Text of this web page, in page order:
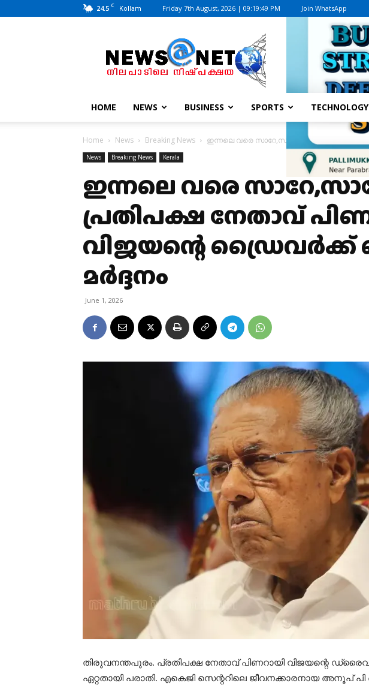
24.5 C Kollam Friday 7th August, 2026 | 09:19:49 PM Join WhatsApp
News@Net
|
www.newsatnet.com
HOME NEWS BUSINESS SPORTS TECHNOLOGY
Home News Breaking News ഇന്നലെ വരെ സാറേ,സാറേ.. ഇന്ന്, പ്രതിപക്ഷ
News Breaking News Kerala
ഇന്നലെ വരെ
പ്രതിപക്ഷ നേതാവ്
വിജയന്റെ
മർദ്ദനം
June 1, 2026
തിരുവനന്തപുരം. പ്രതിപക്ഷ നേതാവ് പിണറായി വിജയന്റെ
ഏറ്റതായി പരാതി. എകെജി സെന്ററിലെ ജീവനക്കാരനായ അനൂപ്